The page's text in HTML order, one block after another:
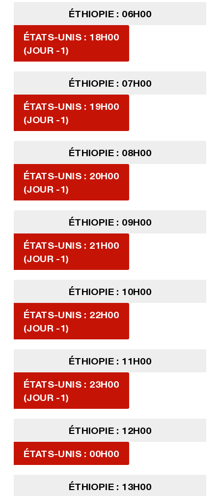
ÉTHIOPIE : 06H00
ÉTATS-UNIS : 18H00
(JOUR -1)
ÉTHIOPIE : 07H00
ÉTATS-UNIS : 19H00
(JOUR -1)
ÉTHIOPIE : 08H00
ÉTATS-UNIS : 20H00
(JOUR -1)
ÉTHIOPIE : 09H00
ÉTATS-UNIS : 21H00
(JOUR -1)
ÉTHIOPIE : 10H00
ÉTATS-UNIS : 22H00
(JOUR -1)
ÉTHIOPIE : 11H00
ÉTATS-UNIS : 23H00
(JOUR -1)
ÉTHIOPIE : 12H00
ÉTATS-UNIS : 00H00
ÉTHIOPIE : 13H00